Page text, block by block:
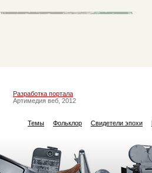
Разработка портала
Артимедия веб, 2012
Темы Фольклор Свидетели эпохи